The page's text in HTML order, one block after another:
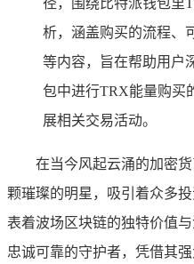
析，涵盖购买的流程、
等内容，旨在帮助用户
包中进行TRX能量购买
展相关交易活动。
在当今风起云涌的加密
颗璀璨的明星，吸引着众多
表着波场区块链的独特价值
忠诚可靠的守护者，凭借其